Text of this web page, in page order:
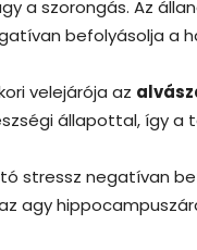
a szorongás. Az
befolyásolja a
velejárója az
állapottal, így a
stressz negatívan
agy